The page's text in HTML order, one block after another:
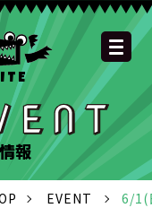
SITE TOP
MEMBER
DISCOGRAPHY
CONTACT
INSTAGRAM
OFFICIAL LINE
ACCOUNT
報
EVENT 6/1(